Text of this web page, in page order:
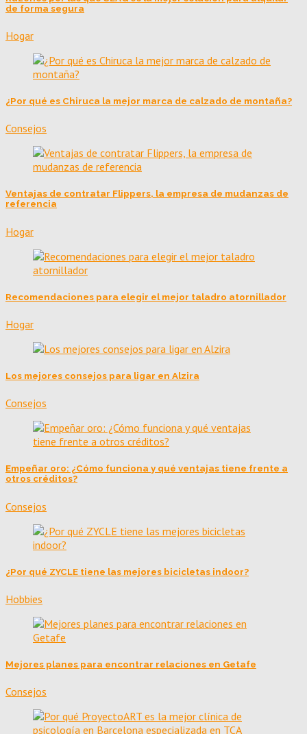
de forma segura
Hogar
¿Por qué es Chiruca la mejor marca de calzado de montaña?
Consejos
Ventajas de contratar Flippers, la empresa de mudanzas de
referencia
Hogar
Recomendaciones para elegir el mejor taladro atornillador
Hogar
Los mejores consejos para ligar en Alzira
Consejos
Empeñar oro: ¿Cómo funciona y qué ventajas tiene frente a
otros créditos?
Consejos
¿Por qué ZYCLE tiene las mejores bicicletas indoor?
Hobbies
Mejores planes para encontrar relaciones en Getafe
Consejos